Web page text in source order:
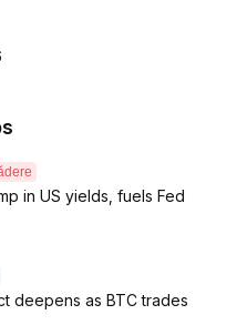
in US yields, fuels Fed
deepens as BTC trades